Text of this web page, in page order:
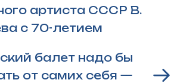
артиста СССР В.
с 70-летием
балет надо бы
от самих себя —